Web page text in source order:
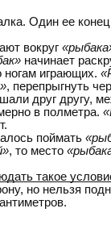
Один ее
вокруг
начинает
ногам играющих.
, перепрыгнуть
друг другу,
в полметра.
поймать
, то место
такое
но нельзя